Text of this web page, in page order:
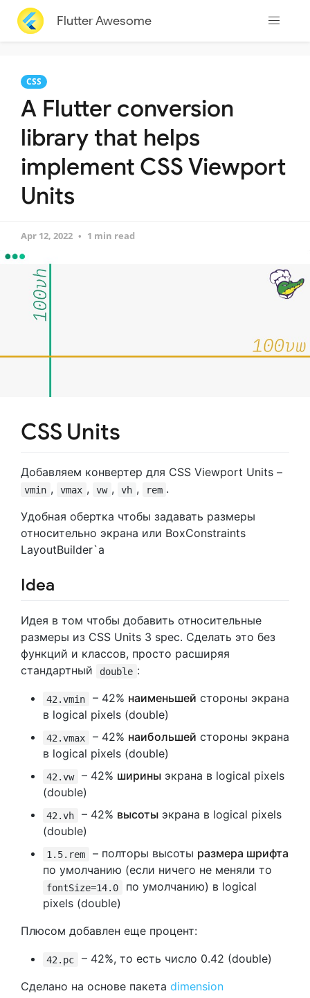
Flutter Awesome
CSS
A Flutter conversion
library that helps
implement CSS Viewport
Units
Apr 12, 2022 1 min read
CSS Units
Добавляем конвертер для CSS Viewport Units –
vmin , vmax , vw , vh , rem .
Удобная обертка чтобы задавать размеры
относительно экрана или BoxConstraints
LayoutBuilder`а
Idea
Идея в том чтобы добавить относительные
размеры из CSS Units 3 spec. Сделать это без
функций и классов, просто расширяя
стандартный
double :
42.vmin – 42% наименьшей стороны экрана
в logical pixels (double)
42.vmax – 42% наибольшей стороны экрана
в logical pixels (double)
42.vw – 42% шириныэкрана в logical pixels
(double)
42.vh – 42% высотыэкрана в logical pixels
(double)
1.5.rem – полторы высоты размера шрифта
по умолчанию (если ничего не меняли то
fontSize=14.0
по умолчанию) в logical
pixels (double)
Плюсом добавлен еще процент:
42.pc
– 42%, то есть число 0.42 (double)
Сделано на основе пакета dimension